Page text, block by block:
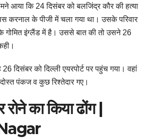
आया कि 24 दिसंबर को बलजिंद्र कौर की हत्या
करनाल के पीजी में चला गया था। उसके परिवार
गोमित इंग्लैंड में है। उससे बात की तो उसने 26
दिसंबर को दिल्ली एयरपोर्ट पर पहुंच गया। वहां
पंकज व कुछ रिश्तेदार गए।
का किया ढोंग |